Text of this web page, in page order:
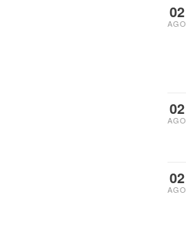
02
AGO
02
AGO
02
AGO